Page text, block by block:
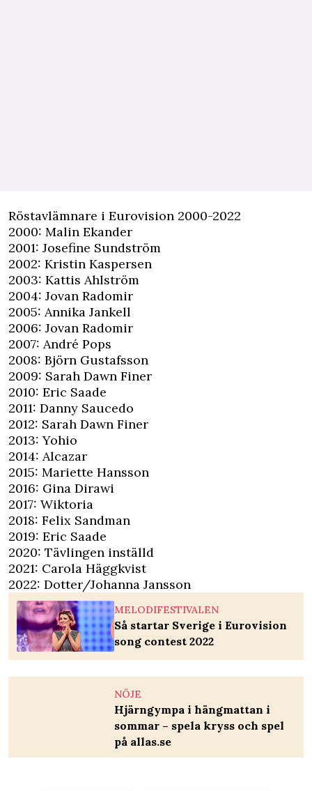
Röstavlämnare i Eurovision 2000-2022
2000: Malin Ekander
2001: Josefine Sundström
2002: Kristin Kaspersen
2003: Kattis Ahlström
2004: Jovan Radomir
2005: Annika Jankell
2006: Jovan Radomir
2007: André Pops
2008: Björn Gustafsson
2009: Sarah Dawn Finer
2010: Eric Saade
2011: Danny Saucedo
2012: Sarah Dawn Finer
2013: Yohio
2014: Alcazar
2015: Mariette Hansson
2016: Gina Dirawi
2017: Wiktoria
2018: Felix Sandman
2019: Eric Saade
2020: Tävlingen inställd
2021: Carola Häggkvist
2022: Dotter/Johanna Jansson
MELODIFESTIVALEN
Så startar Sverige i Eurovision
song contest 2022
NÖJE
Hjärngympa i hängmattan i
sommar – spela kryss och spel
på allas.se